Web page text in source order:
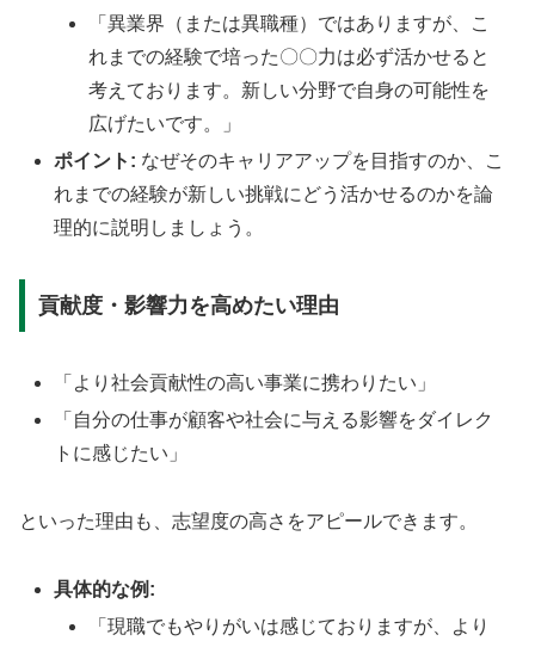
「異業界（または異職種）ではありますが、こ
れまでの経験で培った〇〇力は必ず活かせると
考えております。新しい分野で自身の可能性を
広げたいです。」
ポイント: なぜそのキャリアアップを目指すのか、こ
れまでの経験が新しい挑戦にどう活かせるのかを論
理的に説明しましょう。
貢献度・影響力を高めたい理由
「より社会貢献性の高い事業に携わりたい」
「自分の仕事が顧客や社会に与える影響をダイレク
トに感じたい」
といった理由も、志望度の高さをアピールできます。
具体的な例:
「現職でもやりがいは感じておりますが、より